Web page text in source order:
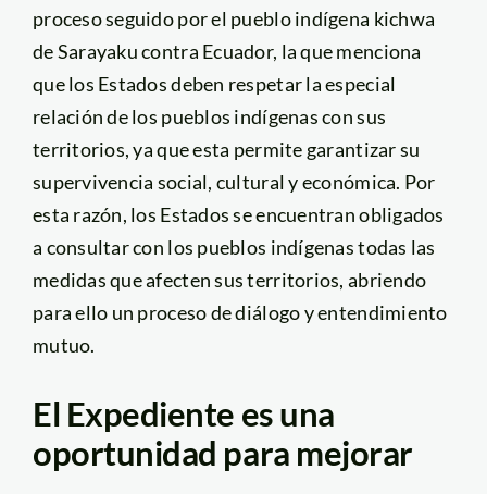
proceso seguido por el pueblo indígena kichwa
de Sarayaku contra Ecuador, la que menciona
que los Estados deben respetar la especial
relación de los pueblos indígenas con sus
territorios, ya que esta permite garantizar su
supervivencia social, cultural y económica. Por
esta razón, los Estados se encuentran obligados
a consultar con los pueblos indígenas todas las
medidas que afecten sus territorios, abriendo
para ello un proceso de diálogo y entendimiento
mutuo.
El Expediente es una
oportunidad para mejorar